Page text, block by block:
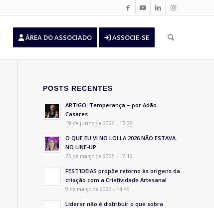
ÁREA DO ASSOCIADO ASSOCIE-SE
POSTS RECENTES
ARTIGO: Temperança – por Adão
Casares
19 de junho de 2026 - 13:38
O QUE EU VI NO LOLLA 2026 NÃO ESTAVA
NO LINE-UP
25 de março de 2026 - 17:16
FEST’IDEIAS propõe retorno às origens da
criação com a Criatividade Artesanal
9 de março de 2026 - 14:46
Liderar não é distribuir o que sobra